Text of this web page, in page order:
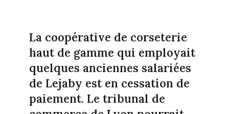
La coopérative de corseterie
haut de gamme qui employait
quelques anciennes salariées
de Lejaby est en cessation de
paiement. Le tribunal de